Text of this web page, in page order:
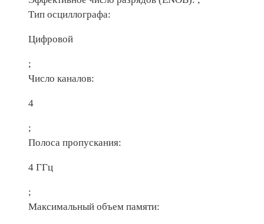
Тип осциллографа:
Цифровой
;
Число каналов:
4
;
Полоса пропускания:
4 ГГц
;
Максимальный объем памяти: